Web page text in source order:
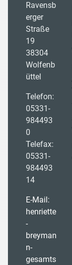
Ravensb
erger
Straße
19
38304
Wolfenb
üttel
Telefon:
05331-
984493
0
Telefax:
05331-
984493
14
E-Mail:
henriette
-
breyman
n-
gesamts